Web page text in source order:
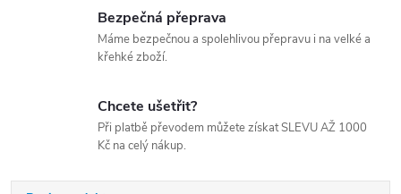
Bezpečná přeprava
Máme bezpečnou a spolehlivou přepravu i na velké a
křehké zboží.
Chcete ušetřit?
Při platbě převodem můžete získat SLEVU AŽ 1000
Kč na celý nákup.